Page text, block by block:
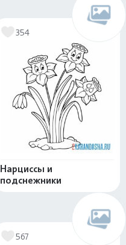
354
Нарциссы и
подснежники
567